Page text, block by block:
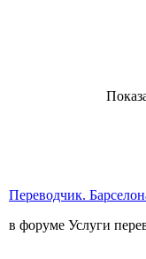
Переводчик.
в форуме Услуги